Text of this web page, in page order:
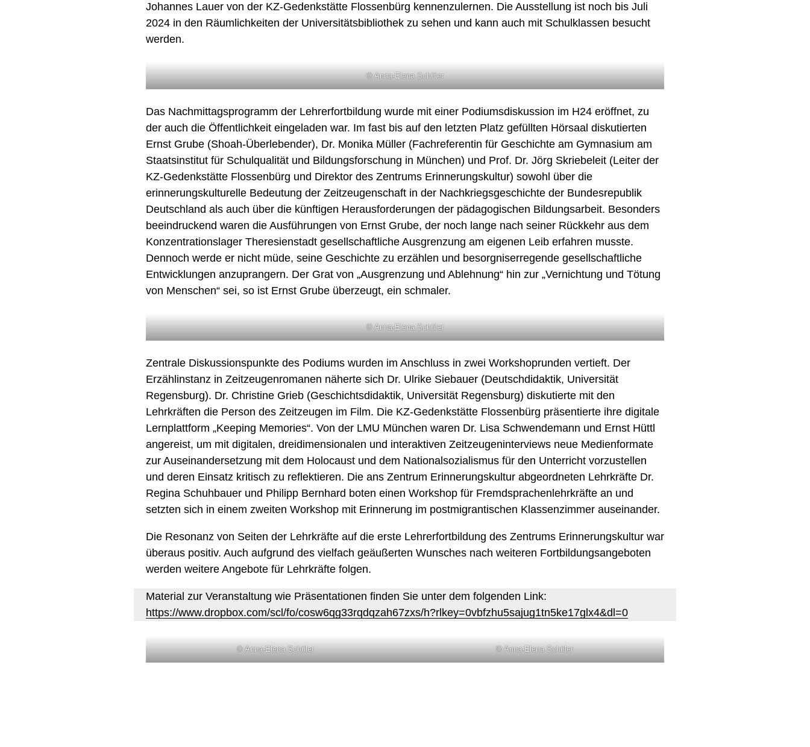
NEWS
ÜBER UNS
TEAM BEIRAT & MITGLIEDER ENTSTEHUNG PRESSESTIMMEN
FORSCHUNG & PROJEKTE
ARBEITSPROGRAMM PROJEKTE ARCHIV
STUDIUM
MASTER PUBLIC HISTORY UND KULTURVERMITTLUNG
STUDIENPROJEKTE
VERANSTALTUNGEN
Kontakt Impressum
Johannes Lauer von der KZ-Gedenkstätte Flossenbürg kennenzulernen. Die Ausstellung ist noch bis Juli
2024 in den Räumlichkeiten der Universitätsbibliothek zu sehen und kann auch mit Schulklassen besucht
werden.
© Anna-Elena Schüler
Das Nachmittagsprogramm der Lehrerfortbildung wurde mit einer Podiumsdiskussion im H24 eröffnet, zu
der auch die Öffentlichkeit eingeladen war. Im fast bis auf den letzten Platz gefüllten Hörsaal diskutierten
Ernst Grube (Shoah-Überlebender), Dr. Monika Müller (Fachreferentin für Geschichte am Gymnasium am
Staatsinstitut für Schulqualität und Bildungsforschung in München) und Prof. Dr. Jörg Skriebeleit (Leiter der
KZ-Gedenkstätte Flossenbürg und Direktor des Zentrums Erinnerungskultur) sowohl über die
erinnerungskulturelle Bedeutung der Zeitzeugenschaft in der Nachkriegsgeschichte der Bundesrepublik
Deutschland als auch über die künftigen Herausforderungen der pädagogischen Bildungsarbeit. Besonders
beeindruckend waren die Ausführungen von Ernst Grube, der noch lange nach seiner Rückkehr aus dem
Konzentrationslager Theresienstadt gesellschaftliche Ausgrenzung am eigenen Leib erfahren musste.
Dennoch werde er nicht müde, seine Geschichte zu erzählen und besorgniserregende gesellschaftliche
Entwicklungen anzuprangern. Der Grat von „Ausgrenzung und Ablehnung“ hin zur „Vernichtung und Tötung
von Menschen“ sei, so ist Ernst Grube überzeugt, ein schmaler.
© Anna-Elena Schüler
Zentrale Diskussionspunkte des Podiums wurden im Anschluss in zwei Workshoprunden vertieft. Der
Erzählinstanz in Zeitzeugenromanen näherte sich Dr. Ulrike Siebauer (Deutschdidaktik, Universität
Regensburg). Dr. Christine Grieb (Geschichtsdidaktik, Universität Regensburg) diskutierte mit den
Lehrkräften die Person des Zeitzeugen im Film. Die KZ-Gedenkstätte Flossenbürg präsentierte ihre digitale
Lernplattform „Keeping Memories“. Von der LMU München waren Dr. Lisa Schwendemann und Ernst Hüttl
angereist, um mit digitalen, dreidimensionalen und interaktiven Zeitzeugeninterviews neue Medienformate
zur Auseinandersetzung mit dem Holocaust und dem Nationalsozialismus für den Unterricht vorzustellen
und deren Einsatz kritisch zu reflektieren. Die ans Zentrum Erinnerungskultur abgeordneten Lehrkräfte Dr.
Regina Schuhbauer und Philipp Bernhard boten einen Workshop für Fremdsprachenlehrkräfte an und
setzten sich in einem zweiten Workshop mit Erinnerung im postmigrantischen Klassenzimmer auseinander.
Die Resonanz von Seiten der Lehrkräfte auf die erste Lehrerfortbildung des Zentrums Erinnerungskultur war
überaus positiv. Auch aufgrund des vielfach geäußerten Wunsches nach weiteren Fortbildungsangeboten
werden weitere Angebote für Lehrkräfte folgen.
Material zur Veranstaltung wie Präsentationen finden Sie unter dem folgenden Link:
https://www.dropbox.com/scl/fo/cosw6qg33rqdqzah67zxs/h?rlkey=0vbfzhu5sajug1tn5ke17glx4&dl=0
© Anna-Elena Schüler © Anna-Elena Schüler